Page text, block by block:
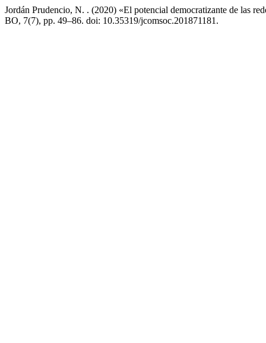
Jordán Prudencio, N. . (2020) «El potencial democratizante de las
BO, 7(7), pp. 49–86. doi: 10.35319/jcomsoc.201871181.